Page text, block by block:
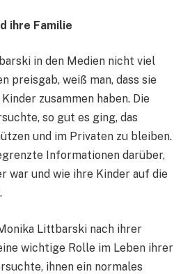
ihre Familie
in den Medien nicht viel
preisgab, weiß man, dass sie
zusammen haben. Die
so gut es ging, das
und im Privaten zu bleiben.
Informationen darüber,
war und wie ihre Kinder auf die
Littbarski nach ihrer
wichtige Rolle im Leben ihrer
ihnen ein normales